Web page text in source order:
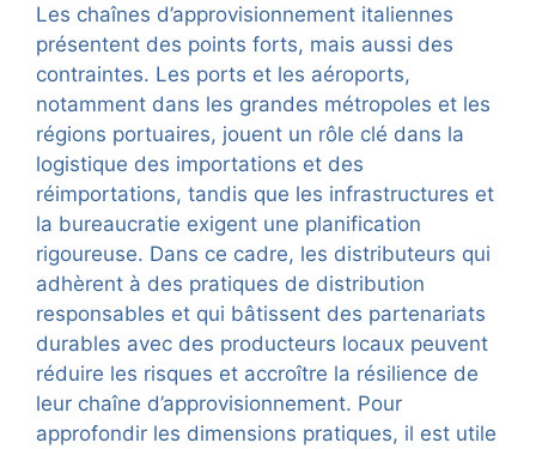
Les chaînes d’approvisionnement italiennes
présentent des points forts, mais aussi des
contraintes. Les ports et les aéroports,
notamment dans les grandes métropoles et les
régions portuaires, jouent un rôle clé dans la
logistique des importations et des
réimportations, tandis que les infrastructures et
la bureaucratie exigent une planification
rigoureuse. Dans ce cadre, les distributeurs qui
adhèrent à des pratiques de distribution
responsables et qui bâtissent des partenariats
durables avec des producteurs locaux peuvent
réduire les risques et accroître la résilience de
leur chaîne d’approvisionnement. Pour
approfondir les dimensions pratiques, il est utile